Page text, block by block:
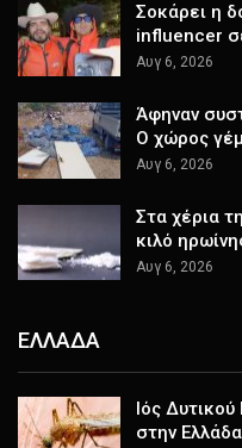
Σοκάρει η
influencer
Αυγ 6, 2026
Άφηναν
Ο χώρος
Αυγ 6, 2026
Στα χέρια
κιλό
Αυγ 6, 2026
ΕΛΛΑΔΑ
Ιός
στην